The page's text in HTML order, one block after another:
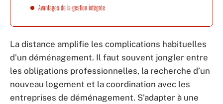
Avantages de la gestion intégrée
La distance amplifie les complications habituelles
d’un déménagement. Il faut souvent jongler entre
les obligations professionnelles, la recherche d’un
nouveau logement et la coordination avec les
entreprises de déménagement. S’adapter à une